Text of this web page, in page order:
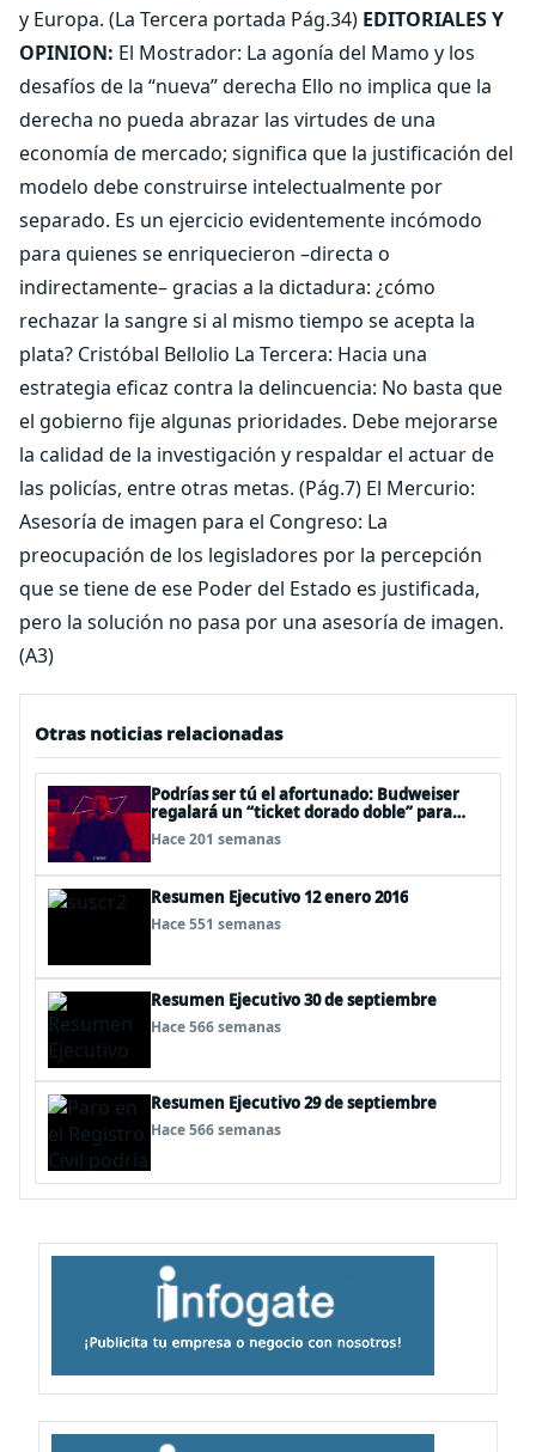
y Europa. (La Tercera portada Pág.34) EDITORIALES Y
OPINION: El Mostrador: La agonía del Mamo y los
desafíos de la “nueva” derecha Ello no implica que la
derecha no pueda abrazar las virtudes de una
economía de mercado; significa que la justificación del
modelo debe construirse intelectualmente por
separado. Es un ejercicio evidentemente incómodo
para quienes se enriquecieron –directa o
indirectamente– gracias a la dictadura: ¿cómo
rechazar la sangre si al mismo tiempo se acepta la
plata? Cristóbal Bellolio La Tercera: Hacia una
estrategia eficaz contra la delincuencia: No basta que
el gobierno fije algunas prioridades. Debe mejorarse
la calidad de la investigación y respaldar el actuar de
las policías, entre otras metas. (Pág.7) El Mercurio:
Asesoría de imagen para el Congreso: La
preocupación de los legisladores por la percepción
que se tiene de ese Poder del Estado es justificada,
pero la solución no pasa por una asesoría de imagen.
(A3)
Otras noticias relacionadas
Podrías ser tú el afortunado: Budweiser
regalará un “ticket dorado doble” para
llevar a fanáticos al Mundial de Qatar 2022
con todo pagado
Hace 201 semanas
Resumen Ejecutivo 12 enero 2016
Hace 551 semanas
Resumen Ejecutivo 30 de septiembre
Hace 566 semanas
Resumen Ejecutivo 29 de septiembre
Hace 566 semanas